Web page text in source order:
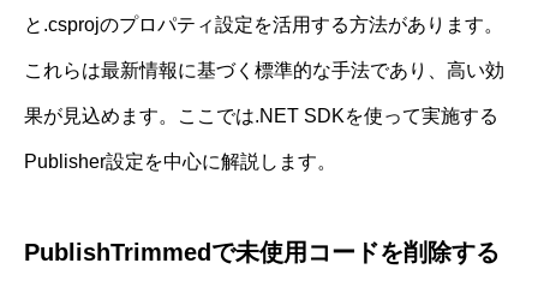
と.csprojのプロパティ設定を活用する方法があります。
これらは最新情報に基づく標準的な手法であり、高い効
果が見込めます。ここでは.NET SDKを使って実施する
Publisher設定を中心に解説します。
PublishTrimmedで未使用コードを削除する